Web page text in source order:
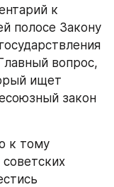
к
полосе Закону
вопрос,
ищет
закон
к тому